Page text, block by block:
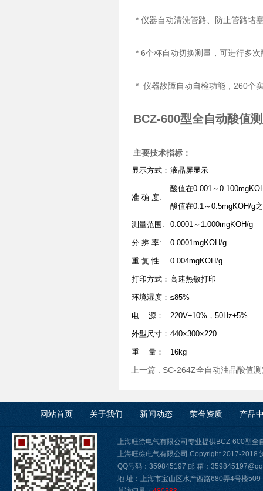
* 仪器自动清洗管路、防止管路堵
* 6个杯自动切换测量，可进行多
* 仪器故障自动自检功能，260个
BCZ-600型全自动酸值
主要技术指标：
显示方式： 液晶屏显示
准 确 度:
酸值在0.001～
酸值在0.1～0.5mgKOH/g
测量范围: 0.0001～1.000mgKOH/g
分 辨 率: 0.0001mgKOH/g
重 复 性 0.004mgKOH/g
打印方式： 高速热敏打印
环境湿度： ≤85%
电 源： 220V±10%，50Hz±5%
外型尺寸： 440×300×220
重 量： 16kg
上一篇 : SC-264Z全自动油品酸值
网站首页 关于我们 新闻动态 荣誉资质 产品
上海旺徐电气有限公司专业提供BCZ-600型
上海旺徐电气有限公司 Copyright 2017-2018
QQ号码：359845197 邮 箱：
地 址：上海市宝山区水产西路680弄4号楼509